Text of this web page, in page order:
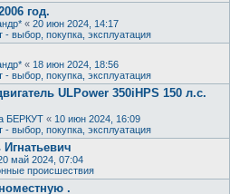
год.
« 20 июн 2024, 14:17
- выбор, покупка, эксплуатация
« 18 июн 2024, 18:56
- выбор, покупка, эксплуатация
ULPower 350iHPS 150 л.с.
БЕРКУТ « 10 июн 2024, 16:09
- выбор, покупка, эксплуатация
май 2024, 07:04
происшествия
.